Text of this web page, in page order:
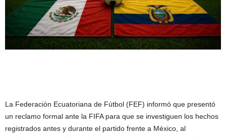
La Federación Ecuatoriana de Fútbol (FEF) informó que presentó
un reclamo formal ante la FIFA para que se investiguen los hechos
registrados antes y durante el partido frente a México, al